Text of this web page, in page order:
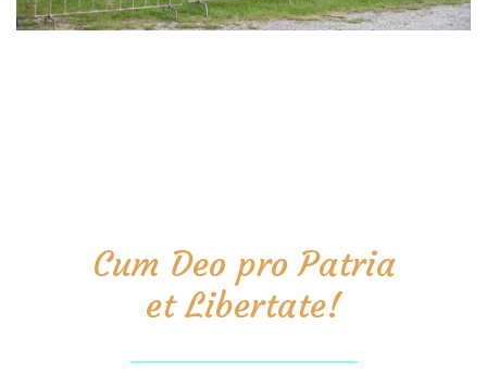
Cum Deo pro Patria
et Libertate!